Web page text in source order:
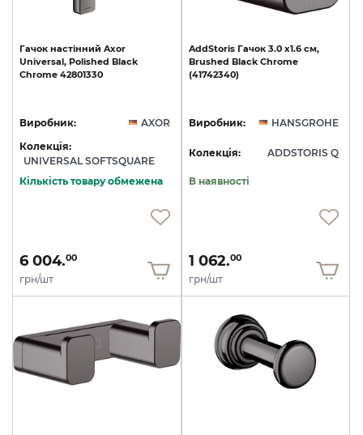
Гачок настінний Axor
Universal, Polished Black
Chrome 42801330
Виробник:
AXOR
Колекція:
UNIVERSAL SOFTSQUARE
Кількість товару обмежена
6 004.00
грн/шт
AddStoris Гачок 3.0 х1.6 см,
Brushed Black Chrome
(41742340)
Виробник: HANSGROHE
Колекція: ADDSTORIS Q
В наявності
1 062.00
грн/шт